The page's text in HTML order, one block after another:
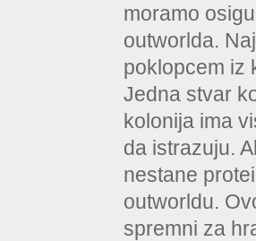
moramo
outworlda.
poklopcem iz
Jedna stvar
kolonija ima
da istrazuju.
nestane
outworldu.
spremni za